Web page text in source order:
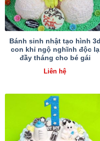
Bánh sinh nhật tạo hình 3d
con khỉ ngộ nghĩnh độc lạ
đầy tháng cho bé gái
Liên hệ